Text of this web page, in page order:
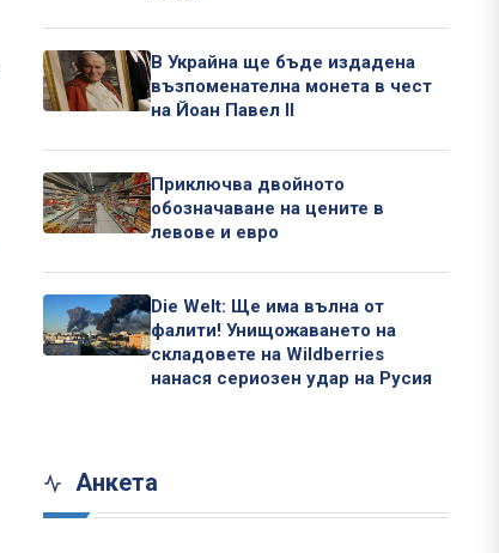
В Украйна ще бъде издадена
възпоменателна монета в чест
на Йоан Павел II
Приключва двойното
обозначаване на цените в
левове и евро
Die Welt: Ще има вълна от
фалити! Унищожаването на
складовете на Wildberries
нанася сериозен удар на Русия
Анкета